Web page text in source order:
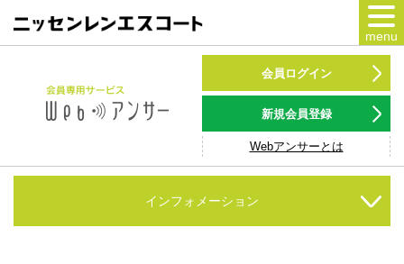
menu
カードをつかう
NSポイント
キャンペーン
会員ログイン
新規会員登録
Webアンサーとは
インフォメーション